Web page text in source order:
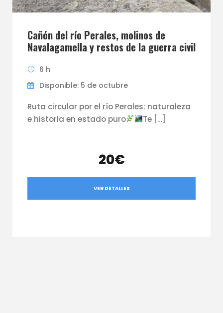
Cañón del río Perales, molinos de
Navalagamella y restos de la guerra civil
6 h
Disponible: 5 de octubre
Ruta circular por el río Perales: naturaleza
e historia en estado puro
Te […]
20€
VER DETALLES